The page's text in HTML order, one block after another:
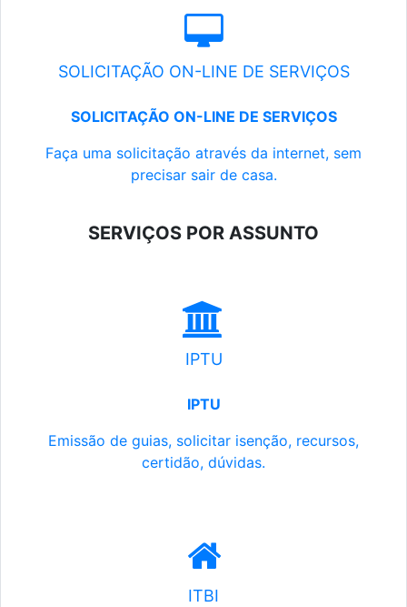
SOLICITAÇÃO ON-LINE DE SERVIÇOS
SOLICITAÇÃO ON-LINE DE SERVIÇOS
Faça uma solicitação através da internet, sem
precisar sair de casa.
SERVIÇOS POR ASSUNTO
IPTU
IPTU
Emissão de guias, solicitar isenção, recursos,
certidão, dúvidas.
ITBI